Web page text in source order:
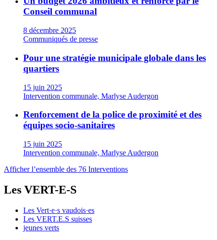
Conseil communal
8 décembre 2025
Communiqués de presse
Pour une stratégie municipale globale dans les
quartiers
15 juin 2025
Intervention communale, Marlyse Audergon
Renforcement de la police de proximité et des
équipes socio-sanitaires
15 juin 2025
Intervention communale, Marlyse Audergon
Afficher l’ensemble des 76 Interventions
Les VERT-E-S
Les Vert·e·s vaudois·es
Les VERT.E.S suisses
jeunes verts